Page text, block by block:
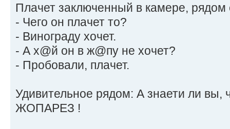
Плачет заключенный в камере,
- Чего он плачет то?
- Винограду хочет.
- А х@й он в ж@пу не хочет?
- Пробовали, плачет.
Удивительное рядом: А знаети ли вы,
ЖОПАРЕЗ !